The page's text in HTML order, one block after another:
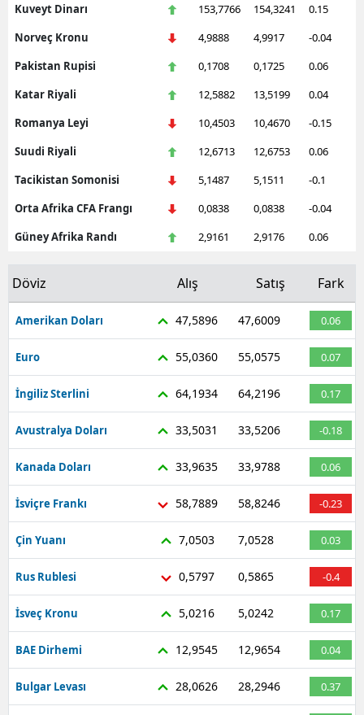
Kuveyt Dinarı
153,7766 154,3241
0.15
Norveç Kronu
4,9888 4,9917
-0.04
Pakistan Rupisi
0,1708 0,1725
0.06
Katar Riyali
12,5882 13,5199
0.04
Romanya Leyi
10,4503 10,4670
-0.15
Suudi Riyali
12,6713 12,6753
0.06
Tacikistan Somonisi
5,1487 5,1511
-0.1
Orta Afrika CFA Frangı
0,0838 0,0838
-0.04
Güney Afrika Randı
2,9161 2,9176 0.06
Döviz Alış Satış Fark
Amerikan Doları 47,5896 47,6009 0.06
Euro 55,0360 55,0575 0.07
İngiliz Sterlini 64,1934 64,2196 0.17
Avustralya Doları 33,5031 33,5206 -0.18
Kanada Doları 33,9635 33,9788 0.06
İsviçre Frankı 58,7889 58,8246 -0.23
Çin Yuanı 7,0503 7,0528 0.03
Rus Rublesi 0,5797 0,5865 -0.4
İsveç Kronu 5,0216 5,0242 0.17
BAE Dirhemi 12,9545 12,9654 0.04
Bulgar Levası 28,0626 28,2946 0.37